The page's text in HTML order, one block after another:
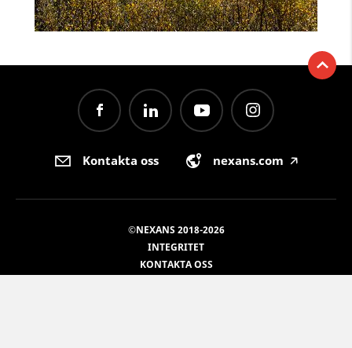
Kontakta oss nexans.com 🡥
©NEXANS 2018-2026
INTEGRITET
KONTAKTA OSS